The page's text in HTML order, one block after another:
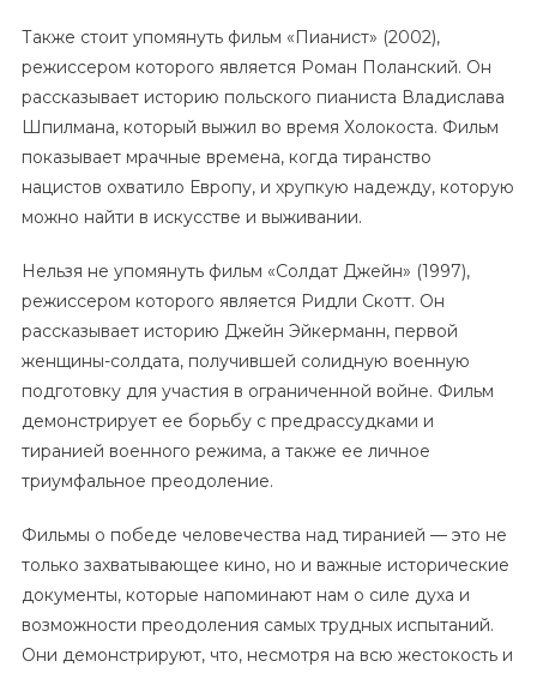
Также стоит упомянуть фильм «Пианист» (2002),
режиссером которого является Роман Поланский. Он
рассказывает историю польского пианиста Владислава
Шпилмана, который выжил во время Холокоста. Фильм
показывает мрачные времена, когда тиранство
нацистов охватило Европу, и хрупкую надежду, которую
можно найти в искусстве и выживании.
Нельзя не упомянуть фильм «Солдат Джейн» (1997),
режиссером которого является Ридли Скотт. Он
рассказывает историю Джейн Эйкерманн, первой
женщины-солдата, получившей солидную военную
подготовку для участия в ограниченной войне. Фильм
демонстрирует ее борьбу с предрассудками и
тиранией военного режима, а также ее личное
триумфальное преодоление.
Фильмы о победе человечества над тиранией — это не
только захватывающее кино, но и важные исторические
документы, которые напоминают нам о силе духа и
возможности преодоления самых трудных испытаний.
Они демонстрируют, что, несмотря на всю жестокость и